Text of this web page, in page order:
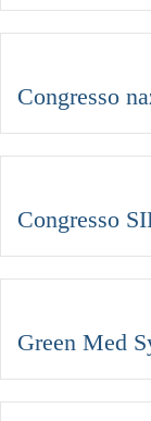
Congresso
Congresso
Green Med